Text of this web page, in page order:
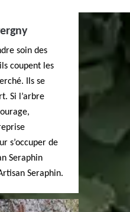
soin des
coupent les
Ils se
Si l’arbre
s’occuper de
Seraphin
Seraphin.